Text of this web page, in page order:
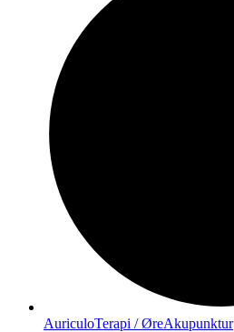
AuriculoTerapi / ØreAkupunktur